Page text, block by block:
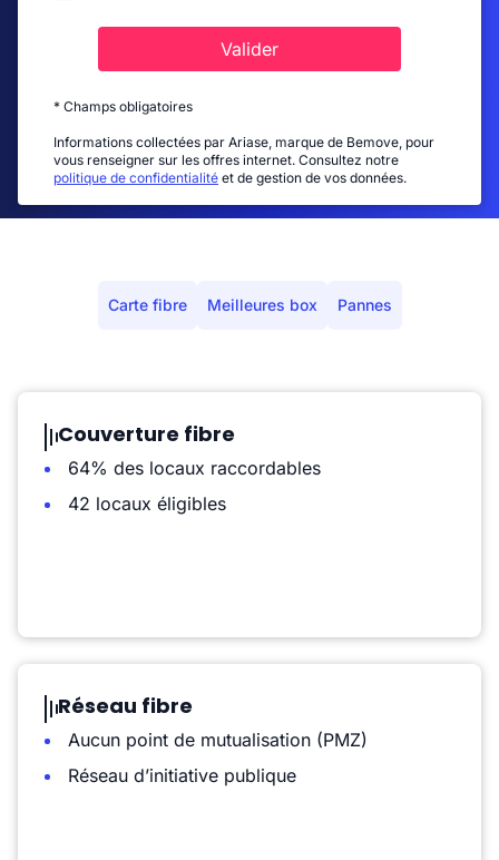
Valider
* Champs obligatoires
Informations collectées par Ariase, marque de Bemove, pour
vous renseigner sur les offres internet. Consultez notre
politique de confidentialité et de gestion de vos données.
Carte fibre Meilleures box Pannes
Couverture fibre
64% des locaux raccordables
42 locaux éligibles
Réseau fibre
Aucun point de mutualisation (PMZ)
Réseau d’initiative publique